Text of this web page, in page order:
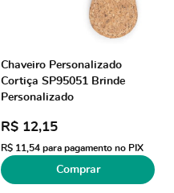
Chaveiro Personalizado
Cortiça SP95051 Brinde
Personalizado
R$ 12,15
R$ 11,54 para pagamento no PIX
Comprar